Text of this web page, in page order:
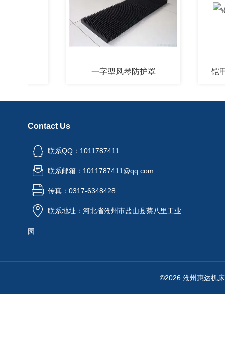
一字型风琴防护罩 铠甲风
Contact Us
联系QQ：1011787411
联系邮箱：1011787411@qq.com
传真：0317-6348428
联系地址：河北省沧州市盐山县蔡八里工业
园
©2026 沧州惠达机